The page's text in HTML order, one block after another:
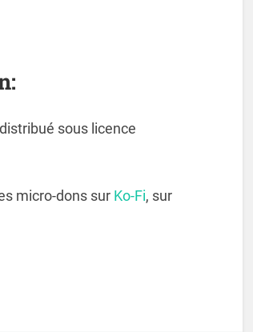
sous licence
micro-dons sur Ko-Fi, sur